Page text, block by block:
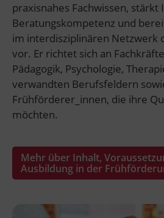
praxisnahes Fachwissen, stärkt
Beratungskompetenz und
im interdisziplinären Netzwerk
vor. Er richtet sich an
Pädagogik, Psychologie,
verwandten Berufsfeldern
Frühförderer_innen, die ihre
möchten.
Mehr über Inhalt,
Ausbildung in der